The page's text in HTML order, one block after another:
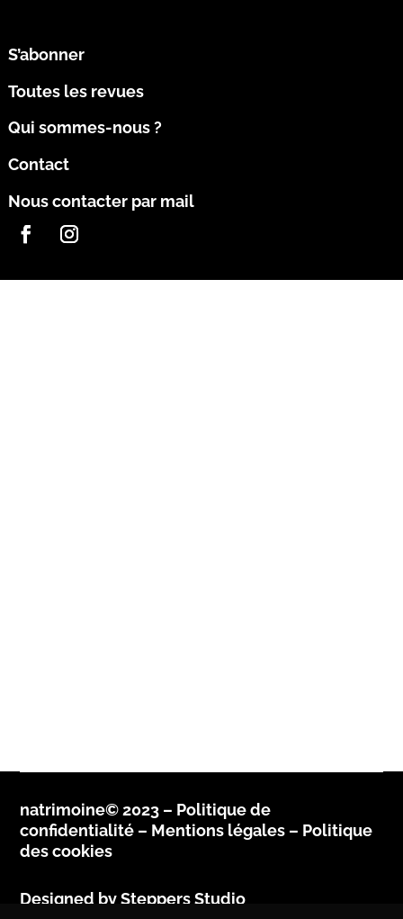
S’abonner
Toutes les revues
Qui sommes-nous ?
Contact
Nous contacter par mail
natrimoine© 2023 – Politique de
confidentialité – Mentions légales – Politique
des cookies
Designed bySteppers Studio